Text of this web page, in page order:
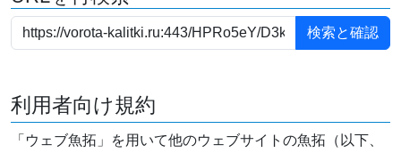
利用者向け規約
「ウェブ魚拓」を用いて他のウェブサイトの魚拓（以下、